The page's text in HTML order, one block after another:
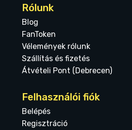
Rólunk
Blog
FanToken
Vélemények rólunk
Szállítás és fizetés
Átvételi Pont (Debrecen)
Felhasználói fiók
Belépés
Regisztráció